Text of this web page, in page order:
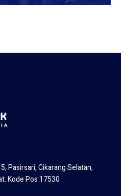
Pasirsari, Cikarang Selatan,
Kode Pos 17530